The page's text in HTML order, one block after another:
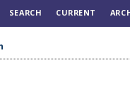
SEARCH CURRENT